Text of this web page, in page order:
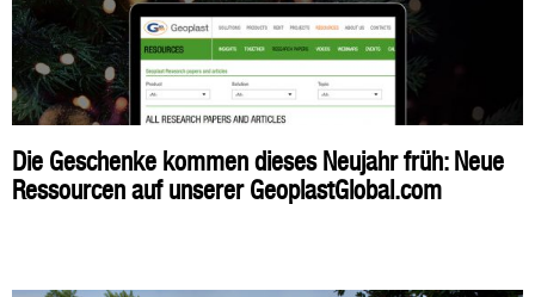
Die Geschenke kommen dieses Neujahr früh: Neue
Ressourcen auf unserer GeoplastGlobal.com